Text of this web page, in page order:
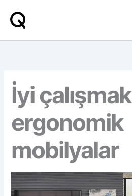
atla
İyi
ergonomik
mobilyalar